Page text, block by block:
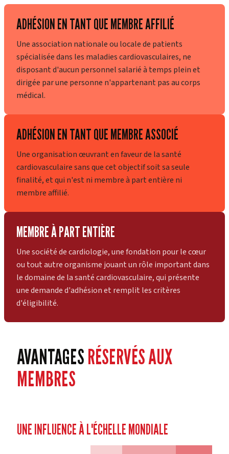
ADHÉSION EN TANT QUE MEMBRE AFFILIÉ
Une association nationale ou locale de patients
spécialisée dans les maladies cardiovasculaires, ne
disposant d'aucun personnel salarié à temps plein et
dirigée par une personne n'appartenant pas au corps
médical.
ADHÉSION EN TANT QUE MEMBRE ASSOCIÉ
Une organisation œuvrant en faveur de la santé
cardiovasculaire sans que cet objectif soit sa seule
finalité, et qui n'est ni membre à part entière ni
membre affilié.
MEMBRE À PART ENTIÈRE
Une société de cardiologie, une fondation pour le cœur
ou tout autre organisme jouant un rôle important dans
le domaine de la santé cardiovasculaire, qui présente
une demande d'adhésion et remplit les critères
d'éligibilité.
AVANTAGESRÉSERVÉS AUX
MEMBRES
UNE INFLUENCE À L'ÉCHELLE MONDIALE